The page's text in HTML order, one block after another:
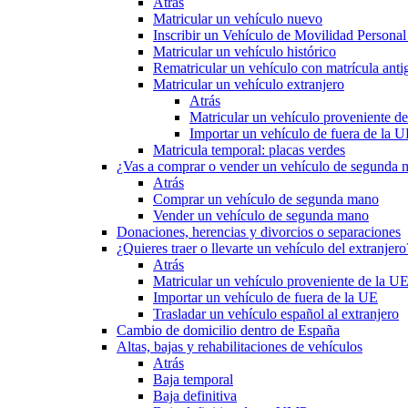
Matricular un vehículo nuevo
Inscribir un Vehículo de Movilidad
Matricular un vehículo histórico
Rematricular un vehículo con matrícula
Matricular un vehículo extranjero
Atrás
Matricular un vehículo proveniente
Importar un vehículo de fuera de la
Matricula temporal: placas verdes
¿Vas a comprar o vender un vehículo de segunda
Atrás
Comprar un vehículo de segunda mano
Vender un vehículo de segunda mano
Donaciones, herencias y divorcios o separaciones
¿Quieres traer o llevarte un vehículo del
Atrás
Matricular un vehículo proveniente de la UE
Importar un vehículo de fuera de la UE
Trasladar un vehículo español al extranjero
Cambio de domicilio dentro de España
Altas, bajas y rehabilitaciones de vehículos
Atrás
Baja temporal
Baja definitiva